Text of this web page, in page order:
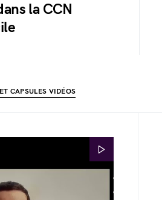
la CCN
CAPSULES VIDÉOS